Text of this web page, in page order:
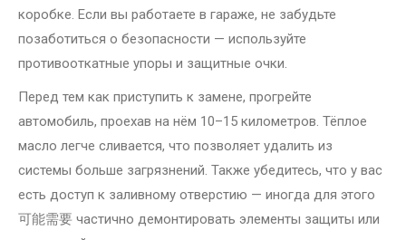
коробке. Если вы работаете в гараже, не забудьте
позаботиться о безопасности — используйте
противооткатные упоры и защитные очки.
Перед тем как приступить к замене, прогрейте
автомобиль, проехав на нём 10–15 километров. Тёплое
масло легче сливается, что позволяет удалить из
системы больше загрязнений. Также убедитесь, что у вас
есть доступ к заливному отверстию — иногда для этого
可能需要 частично демонтировать элементы защиты или